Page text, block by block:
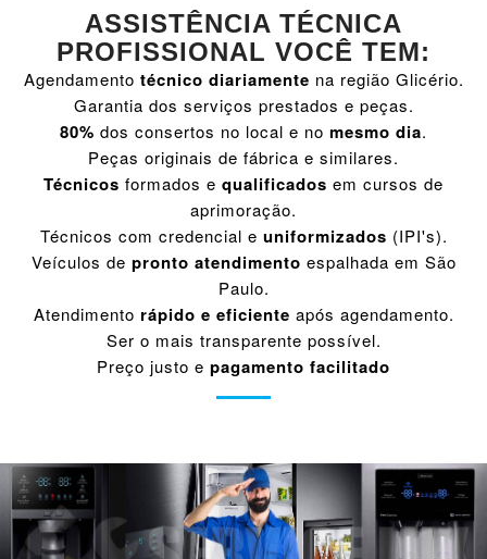
ASSISTÊNCIA TÉCNICA
PROFISSIONAL VOCÊ TEM:
Agendamento técnico diariamente na região Glicério.
Garantia dos serviços prestados e peças.
80% dos consertos no local e no mesmo dia.
Peças originais de fábrica e similares.
Técnicos formados e qualificados em cursos de
aprimoração.
Técnicos com credencial e uniformizados (IPI's).
Veículos de pronto atendimento espalhada em São
Paulo.
Atendimento rápido e eficiente após agendamento.
Ser o mais transparente possível.
Preço justo e pagamento facilitado